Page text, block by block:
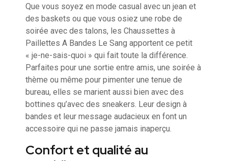
Que vous soyez en mode casual avec un jean et
des baskets ou que vous osiez une robe de
soirée avec des talons, les Chaussettes à
Paillettes A Bandes Le Sang apportent ce petit
« je-ne-sais-quoi » qui fait toute la différence.
Parfaites pour une sortie entre amis, une soirée à
thème ou même pour pimenter une tenue de
bureau, elles se marient aussi bien avec des
bottines qu’avec des sneakers. Leur design à
bandes et leur message audacieux en font un
accessoire qui ne passe jamais inaperçu.
Confort et qualité au